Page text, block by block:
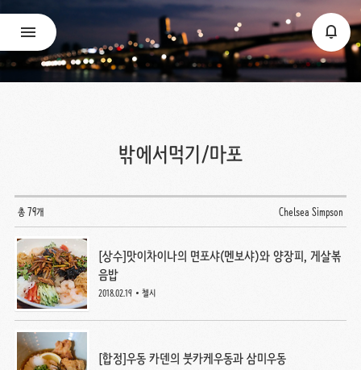
밖에서먹기/마포
총 79개 Chelsea Simpson
[상수]맛이차이나의 면포샤(멘보샤)와 양장피, 게살볶
음밥
2018.02.19 첼시
[합정]우동 카덴의 붓카케우동과 삼미우동